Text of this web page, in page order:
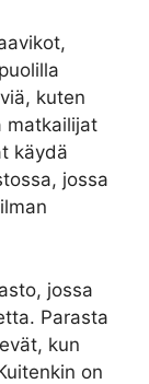
kuten
matkailijat
käydä
jossa
jossa
Parasta
kun
on